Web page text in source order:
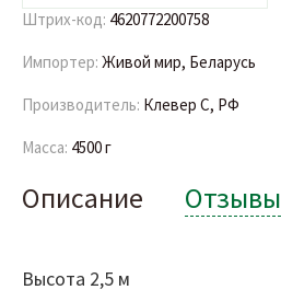
Штрих-код: 4620772200758
Импортер: Живой мир, Беларусь
Производитель: Клевер С, РФ
Масса: 4500 г
Описание Отзывы
Высота 2,5 м